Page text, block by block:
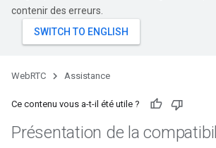
contenir des erreurs.
WebRTC Assistance
Ce contenu vous a-t-il été utile ?
Présentation de la